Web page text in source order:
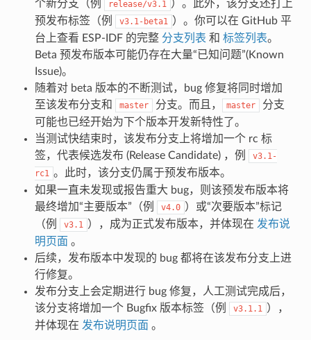
个新分支（例 release/v3.1 ）。此外，该分支还打上
预发布标签（例
v3.1-beta1 ）。你可以在 GitHub 平
台上查看 ESP-IDF 的完整 分支列表 和 标签列表。
Beta 预发布版本可能仍存在大量“已知问题”(Known
Issue)。
随着对 beta 版本的不断测试，bug 修复将同时增加
至该发布分支和
master 分支。而且， master
分支
可能也已经开始为下个版本开发新特性了。
当测试快结束时，该发布分支上将增加一个 rc 标
签，代表候选发布 (Release Candidate) ，例
v3.1-
rc1 。此时，该分支仍属于预发布版本。
如果一直未发现或报告重大 bug，则该预发布版本将
最终增加“主要版本”（例
v4.0 ）或“次要版本”标记
（例
v3.1 ），成为正式发布版本，并体现在 发布说
明页面 。
后续，发布版本中发现的 bug 都将在该发布分支上进
行修复。
发布分支上会定期进行 bug 修复，人工测试完成后，
该分支将增加一个 Bugfix 版本标签（例
v3.1.1 ），
并体现在 发布说明页面 。